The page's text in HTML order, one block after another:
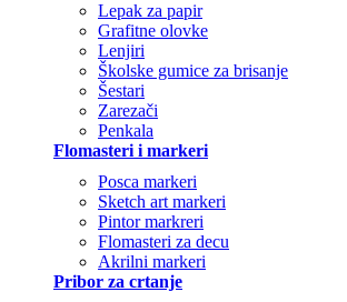
Lepak za papir
Grafitne olovke
Lenjiri
Školske gumice za brisanje
Šestari
Zarezači
Penkala
Flomasteri i markeri
Posca markeri
Sketch art markeri
Pintor markreri
Flomasteri za decu
Akrilni markeri
Pribor za crtanje